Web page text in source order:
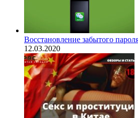
Восстановление забытого
12.03.2020